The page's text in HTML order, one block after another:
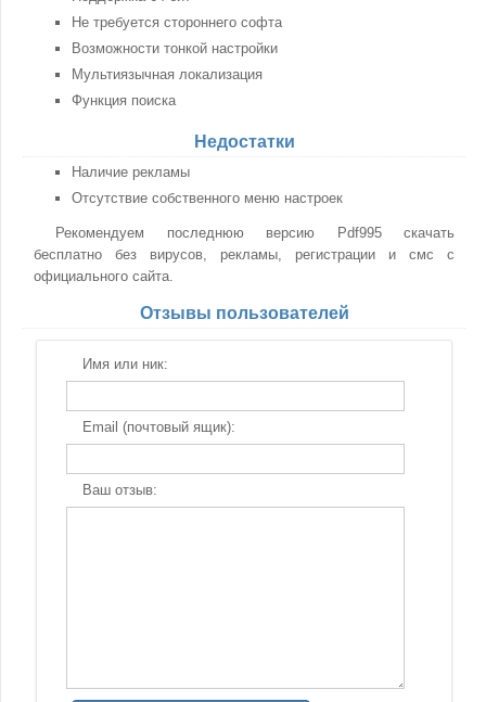
Не требуется стороннего софта
Возможности тонкой настройки
Мультиязычная локализация
Функция поиска
Недостатки
Наличие рекламы
Отсутствие собственного меню настроек
Рекомендуем последнюю версию Pdf995 скачать
бесплатно без вирусов, рекламы, регистрации и смс с
официального сайта.
Отзывы пользователей
Имя или ник:
Email (почтовый ящик):
Ваш отзыв: